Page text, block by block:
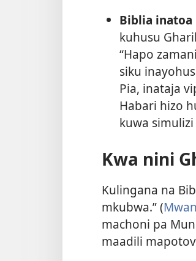
Biblia inatoa
kuhusu
“Hapo
siku
Pia, inataja
Habari hizo
kuwa
Kwa nini
Kulingana na
mkubwa.” (
machoni pa
maadili